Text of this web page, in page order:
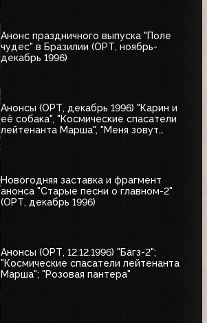
Анонс праздничного выпуска "Поле
чудес" в Бразилии (ОРТ, ноябрь-
декабрь 1996)
Анонсы (ОРТ, декабрь 1996) "Карин и
её собака", "Космические спасатели
лейтенанта Марша", "Меня зовут
Новогодняя заставка и фрагмент
анонса "Старые песни о главном-2"
(ОРТ, декабрь 1996)
Анонсы (ОРТ, 12.12.1996) "Багз-2";
"Космические спасатели лейтенанта
Марша"; "Розовая пантера"